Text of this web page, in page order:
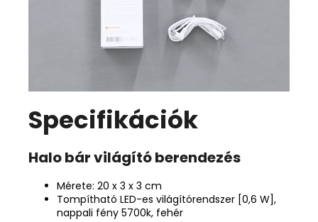
Specifikációk
Halo bár világító berendezés
Mérete: 20 x 3 x 3 cm
Tompítható LED-es világítórendszer [0,6 W],
nappali fény 5700k, fehér